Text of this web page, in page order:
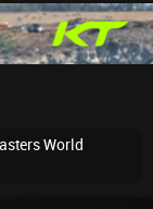
World